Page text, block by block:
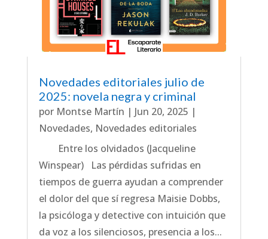
Novedades editoriales julio de
2025: novela negra y criminal
por Montse Martín | Jun 20, 2025 |
Novedades, Novedades editoriales
Entre los olvidados (Jacqueline
Winspear) Las pérdidas sufridas en
tiempos de guerra ayudan a comprender
el dolor del que sí regresa Maisie Dobbs,
la psicóloga y detective con intuición que
da voz a los silenciosos, presencia a los...